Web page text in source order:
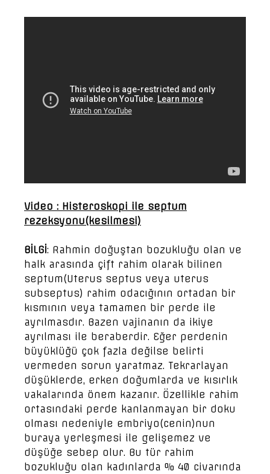
Video : Histeroskopi ile septum
rezeksyonu(kesilmesi)
BİLGİ: Rahmin doğuştan bozukluğu olan ve
halk arasında çift rahim olarak bilinen
septum(Uterus septus veya uterus
subseptus) rahim odacığının ortadan bir
kısmının veya tamamen bir perde ile
ayrılmasdır. Bazen vajinanın da ikiye
ayrılması ile beraberdir. Eğer perdenin
büyüklüğü çok fazla değilse belirti
vermeden sorun yaratmaz. Tekrarlayan
düşüklerde, erken doğumlarda ve kısırlık
vakalarında önem kazanır. Özellikle rahim
ortasındaki perde kanlanmayan bir doku
olması nedeniyle embriyo(cenin)nun
buraya yerleşmesi ile gelişemez ve
düşüğe sebep olur. Bu tür rahim
bozukluğu olan kadınlarda % 40 civarında